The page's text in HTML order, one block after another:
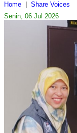
Home
Share Voices
Senin, 06 Jul 2026